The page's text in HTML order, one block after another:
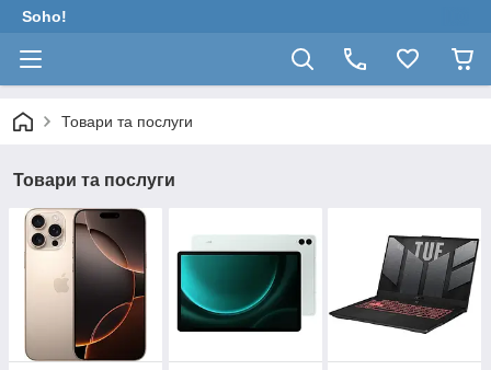
Soho!
Товари та послуги
Товари та послуги